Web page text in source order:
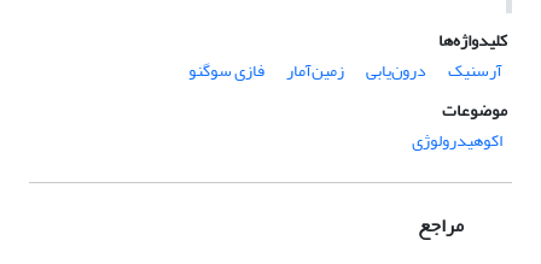
کلیدواژه‌ها
آرسنیک
درون‌یابی زمین‌آمار
فازی سوگنو
موضوعات
اکوهیدرولوژی
مراجع